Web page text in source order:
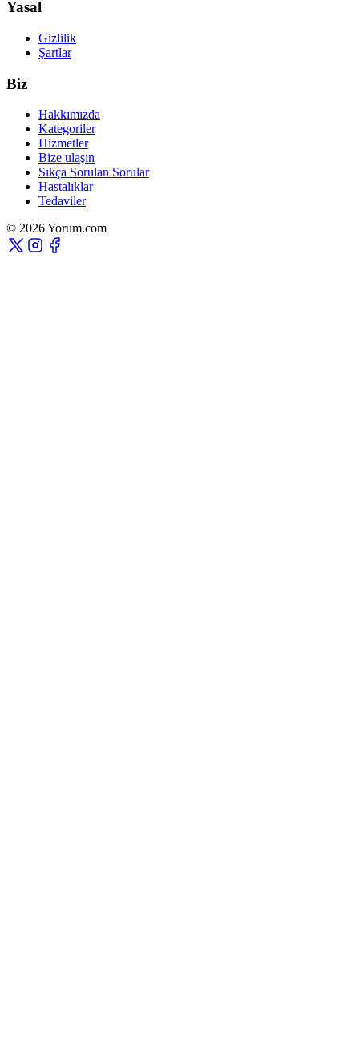
Yasal
Gizlilik
Şartlar
Biz
Hakkımızda
Kategoriler
Hizmetler
Bize ulaşın
Sıkça Sorulan Sorular
Hastalıklar
Tedaviler
© 2026 Yorum.com